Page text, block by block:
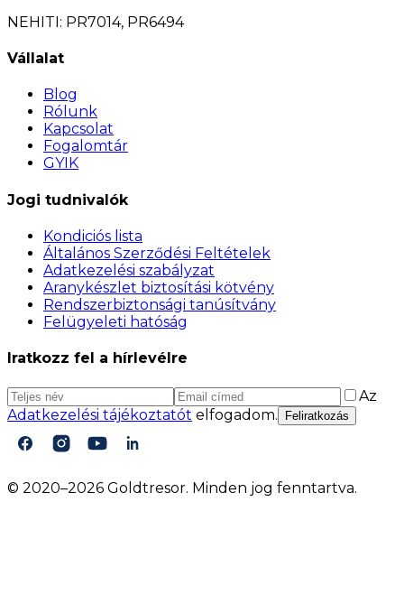
NEHITI: PR7014, PR6494
Vállalat
Blog
Rólunk
Kapcsolat
Fogalomtár
GYIK
Jogi tudnivalók
Kondiciós lista
Általános Szerződési Feltételek
Adatkezelési szabályzat
Aranykészlet biztosítási kötvény
Rendszerbiztonsági tanúsítvány
Felügyeleti hatóság
Iratkozz fel a hírlevélre
Az
Adatkezelési tájékoztatót elfogadom. Feliratkozás
© 2020–2026 Goldtresor. Minden jog fenntartva.